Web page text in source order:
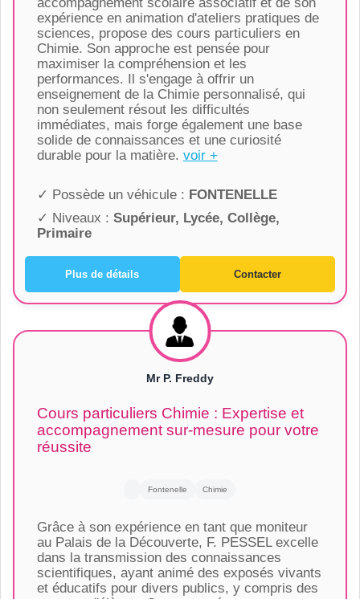
expérience en animation d'ateliers pratiques de
sciences, propose des cours particuliers en
Chimie. Son approche est pensée pour
maximiser la compréhension et les
performances. Il s'engage à offrir un
enseignement de la Chimie personnalisé, qui
non seulement résout les difficultés
immédiates, mais forge également une base
solide de connaissances et une curiosité
durable pour la matière. voir +
✓ Possède un véhicule : FONTENELLE
✓ Niveaux : Supérieur, Lycée, Collège,
Primaire
Plus de détails Contacter
Mr P. Freddy
Cours particuliers Chimie : Expertise et
accompagnement sur-mesure pour votre
réussite
Fontenelle Chimie
Grâce à son expérience en tant que moniteur
au Palais de la Découverte, F. PESSEL excelle
dans la transmission des connaissances
scientifiques, ayant animé des exposés vivants
et éducatifs pour divers publics, y compris des